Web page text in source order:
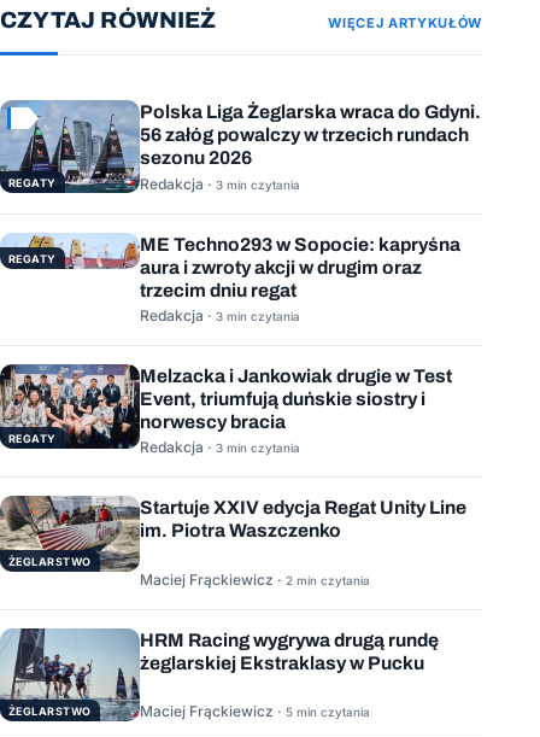
CZYTAJ RÓWNIEŻ WIĘCEJ ARTYKUŁÓW
REGATY
Polska Liga Żeglarska wraca do Gdyni.
56 załóg powalczy w trzecich rundach
sezonu 2026
Redakcja · 3 min czytania
REGATY
ME Techno293 w Sopocie: kapryśna
aura i zwroty akcji w drugim oraz
trzecim dniu regat
Redakcja · 3 min czytania
REGATY
Melzacka i Jankowiak drugie w Test
Event, triumfują duńskie siostry i
norwescy bracia
Redakcja · 3 min czytania
ŻEGLARSTWO
Startuje XXIV edycja Regat Unity Line
im. Piotra Waszczenko
Maciej Frąckiewicz · 2 min czytania
ŻEGLARSTWO
HRM Racing wygrywa drugą rundę
żeglarskiej Ekstraklasy w Pucku
Maciej Frąckiewicz · 5 min czytania